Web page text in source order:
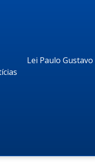
Lei Paulo Gustavo